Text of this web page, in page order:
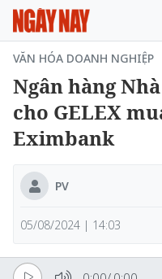
VĂN HÓA DOANH NGHIỆP
Ngân hàng
cho GELEX
Eximbank
PV
05/08/2024 | 14:03